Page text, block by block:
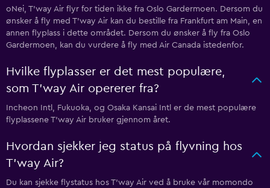
oNei, T'way Air flyr for tiden ikke fra Oslo Gardermoen. Dersom du
ønsker å fly med T'way Air kan du bestille fra Frankfurt am Main, en
annen flyplass i dette området. Dersom du ønsker å fly fra Oslo
Gardermoen, kan du vurdere å fly med Air Canada istedenfor.
Hvilke flyplasser er det mest populære,
som T'way Air opererer fra?
Incheon Intl, Fukuoka, og Osaka Kansai Intl er de mest populære
flyplassene T'way Air bruker gjennom året.
Hvordan sjekker jeg status på flyvning hos
T'way Air?
Du kan sjekke flystatus hos T'way Air ved å bruke vår momondo